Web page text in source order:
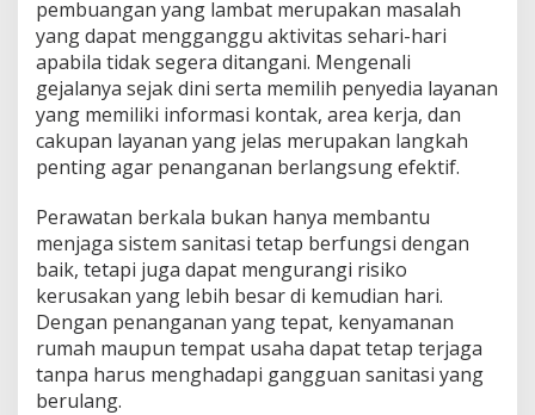
pembuangan yang lambat merupakan masalah
yang dapat mengganggu aktivitas sehari-hari
apabila tidak segera ditangani. Mengenali
gejalanya sejak dini serta memilih penyedia layanan
yang memiliki informasi kontak, area kerja, dan
cakupan layanan yang jelas merupakan langkah
penting agar penanganan berlangsung efektif.
Perawatan berkala bukan hanya membantu
menjaga sistem sanitasi tetap berfungsi dengan
baik, tetapi juga dapat mengurangi risiko
kerusakan yang lebih besar di kemudian hari.
Dengan penanganan yang tepat, kenyamanan
rumah maupun tempat usaha dapat tetap terjaga
tanpa harus menghadapi gangguan sanitasi yang
berulang.